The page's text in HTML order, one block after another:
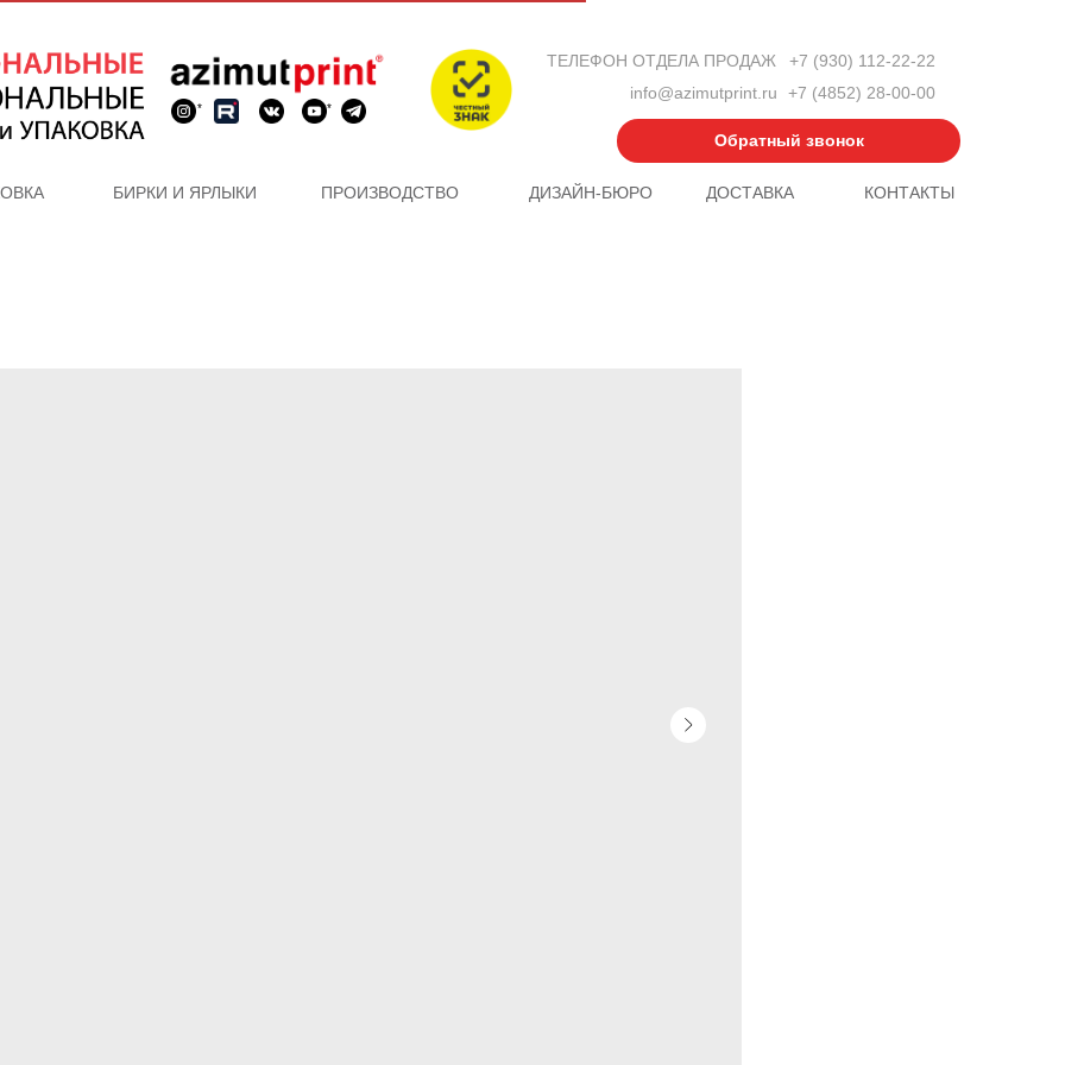
info@azimutprint.ru +7 (4852) 28-00-00
ПРОИЗВОДСТВО ДИЗАЙН-БЮРО ДОСТАВКА КОНТАКТЫ
БИРКИ И ЯРЛЫКИ
Обратный звонок
+7 (930) 112-22-22
ТЕЛЕФОН ОТДЕЛА ПРОДАЖ
* *